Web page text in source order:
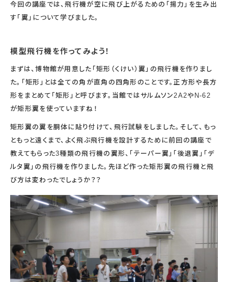
今回の講座では、飛行機が空に飛び上がるための「揚力」を生み出
す「翼」について学びました。
模型飛行機を作ってみよう！
まずは、博物館が用意した「矩形（くけい）翼」の飛行機を作りまし
た。「矩形」とは全ての角が直角の四角形のことです。正方形や長方
形をまとめて「矩形」と呼びます。当館ではサルムソン2A2やN-62
が矩形翼を使っていますね！
矩形翼の翼を胴体に貼り付けて、飛行試験をしました。そして、もっ
ともっと遠くまで、よく飛ぶ飛行機を設計するために前回の講座で
教えてもらった3種類の飛行機の翼形、「テーパー翼」「後退翼」「デ
ルタ翼」の飛行機を作りました。先ほど作った矩形翼の飛行機と飛
び方は変わったでしょうか？？